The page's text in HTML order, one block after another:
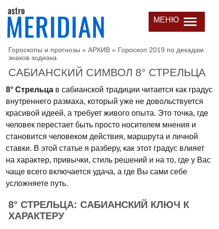
МЕНЮ
Гороскопы и прогнозы » АРХИВ » Гороскоп 2019 по декадам
знаков зодиака
САБИАНСКИЙ СИМВОЛ 8° СТРЕЛЬЦА
8° Стрельца в сабианской традиции читается как градус
внутреннего размаха, который уже не довольствуется
красивой идеей, а требует живого опыта. Это точка, где
человек перестает быть просто носителем мнения и
становится человеком действия, маршрута и личной
ставки. В этой статье я разберу, как этот градус влияет
на характер, привычки, стиль решений и на то, где у Вас
чаще всего включается удача, а где Вы сами себе
усложняете путь.
8° СТРЕЛЬЦА: САБИАНСКИЙ КЛЮЧ К
ХАРАКТЕРУ